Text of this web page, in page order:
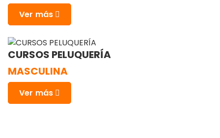
Ver más
CURSOS PELUQUERÍA
MASCULINA
Ver más